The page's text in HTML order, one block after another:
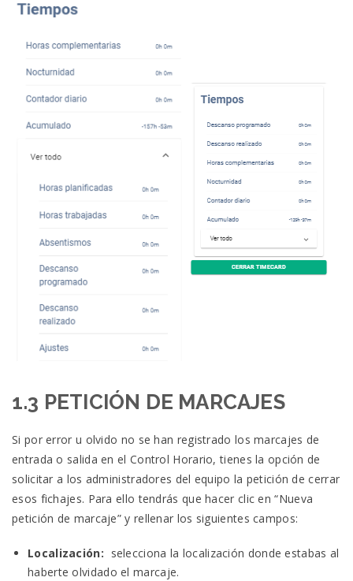
1.3 PETICIÓN DE MARCAJES
Si por error u olvido no se han registrado los marcajes de
entrada o salida en el Control Horario, tienes la opción de
solicitar a los administradores del equipo la petición de cerrar
esos fichajes. Para ello tendrás que hacer clic en “Nueva
petición de marcaje” y rellenar los siguientes campos:
Localización: selecciona la localización donde estabas al
haberte olvidado el marcaje.